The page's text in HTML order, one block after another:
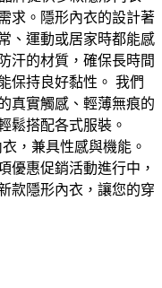
求。隱形內衣的設計著
、運動或居家時都能感
汗的材質，確保長時間
保持良好黏性。 我們
真實觸感、輕薄無痕的
鬆搭配各式服裝。
，兼具性感與機能。
優惠促銷活動進行中，
款隱形內衣，讓您的穿